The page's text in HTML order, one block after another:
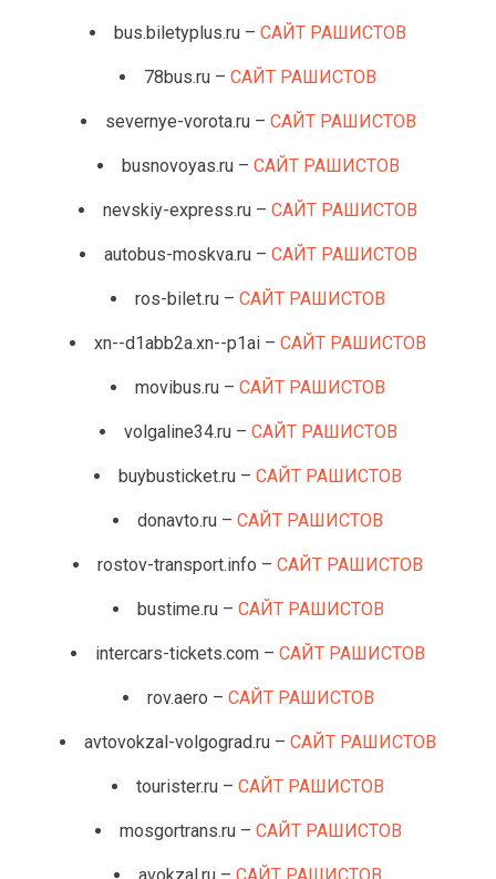
bus.biletyplus.ru – САЙТ РАШИСТОВ
78bus.ru – САЙТ РАШИСТОВ
severnye-vorota.ru – САЙТ РАШИСТОВ
busnovoyas.ru – САЙТ РАШИСТОВ
nevskiy-express.ru – САЙТ РАШИСТОВ
autobus-moskva.ru – САЙТ РАШИСТОВ
ros-bilet.ru – САЙТ РАШИСТОВ
xn--d1abb2a.xn--p1ai – САЙТ РАШИСТОВ
movibus.ru – САЙТ РАШИСТОВ
volgaline34.ru – САЙТ РАШИСТОВ
buybusticket.ru – САЙТ РАШИСТОВ
donavto.ru – САЙТ РАШИСТОВ
rostov-transport.info – САЙТ РАШИСТОВ
bustime.ru – САЙТ РАШИСТОВ
intercars-tickets.com – САЙТ РАШИСТОВ
rov.aero – САЙТ РАШИСТОВ
avtovokzal-volgograd.ru – САЙТ РАШИСТОВ
tourister.ru – САЙТ РАШИСТОВ
mosgortrans.ru – САЙТ РАШИСТОВ